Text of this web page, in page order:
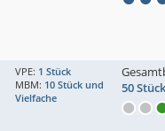
VPE: 1 Stück
MBM: 10 Stück und
Vielfache
50 Stück